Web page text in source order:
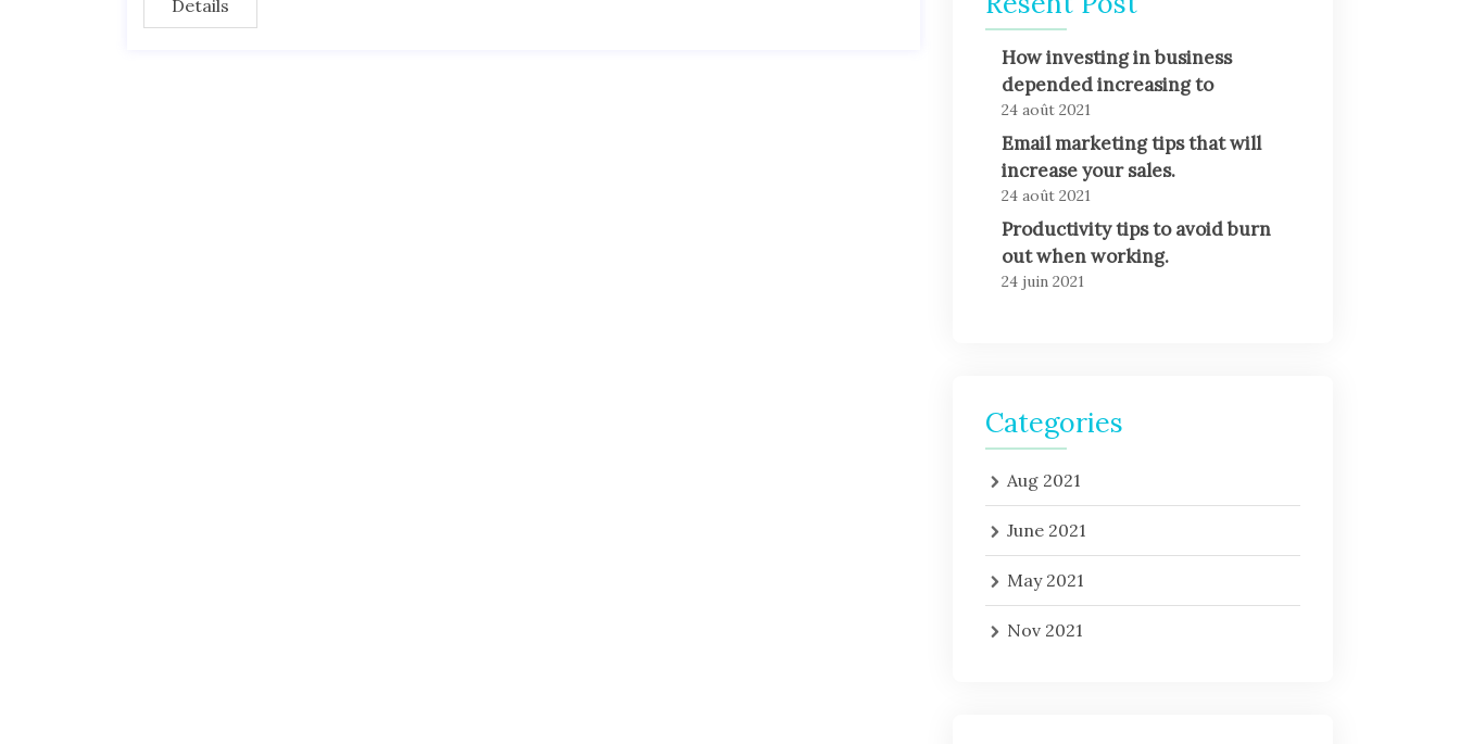
Details
How investing in business
depended increasing to
24 août 2021
Email marketing tips that will
increase your sales.
24 août 2021
Productivity tips to avoid burn
out when working.
24 juin 2021
Categories
Aug 2021
June 2021
May 2021
Nov 2021